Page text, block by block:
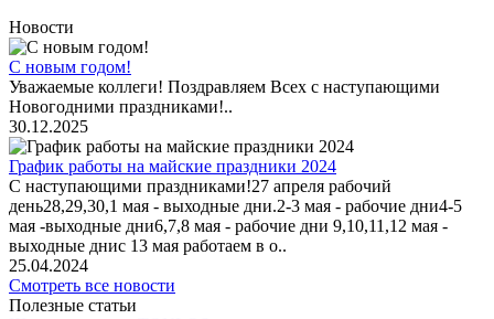
Новости
С новым годом!
Уважаемые коллеги! Поздравляем Всех с наступающими
Новогодними праздниками!..
30.12.2025
График работы на майские праздники 2024
С наступающими праздниками!27 апреля рабочий
день28,29,30,1 мая - выходные дни.2-3 мая - рабочие дни4-5
мая -выходные дни6,7,8 мая - рабочие дни 9,10,11,12 мая -
выходные днис 13 мая работаем в о..
25.04.2024
Смотреть все новости
Полезные статьи